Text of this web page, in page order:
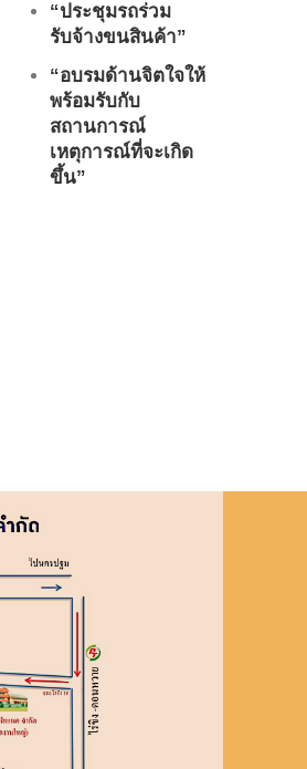
“ประชุมรถร่วม
รับจ้างขนสินค้า”
“อบรมด้านจิตใจให้
พร้อมรับกับ
สถานการณ์
เหตุการณ์ที่จะเกิด
ขึ้น”